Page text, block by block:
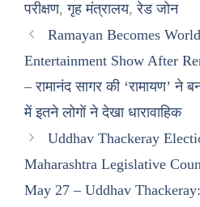
परीक्षण,गृह मंत्रालय,रेड जोन
Ramayan Becomes
Entertainment Show After
– रामानंद सागर की ‘रामायण’ ने
में इतने लोगों ने देखा धारावाहिक
Uddhav Thackeray
Maharashtra Legislative
May 27 – Uddhav Thackeray: